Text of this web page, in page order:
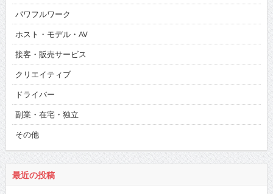
パワフルワーク
ホスト・モデル・AV
接客・販売サービス
クリエイティブ
ドライバー
副業・在宅・独立
その他
最近の投稿